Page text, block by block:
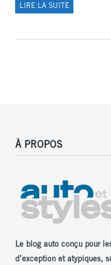
LIRE LA SUITE
À PROPOS
Le blog auto conçu pour
d’exception et atypiques,